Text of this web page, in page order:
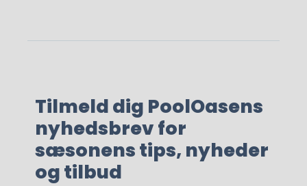
Tilmeld dig PoolOasens
nyhedsbrev for
sæsonens tips, nyheder
og tilbud